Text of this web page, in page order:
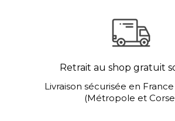
Retrait au shop gratuit
Livraison sécurisée en
(Métropole et